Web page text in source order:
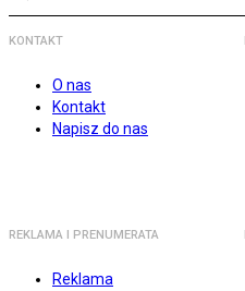
KONTAKT
O nas
Kontakt
Napisz do nas
REKLAMA I PRENUMERATA
Reklama